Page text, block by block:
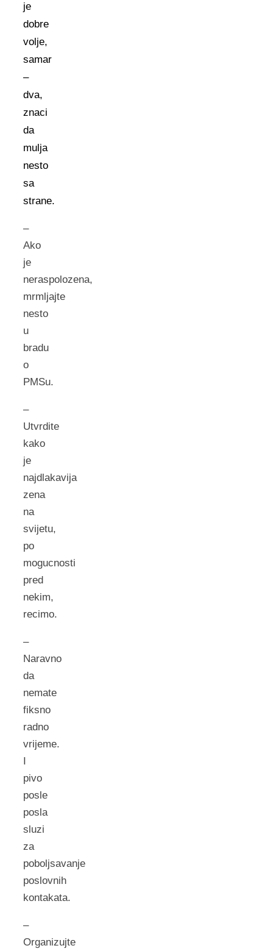
je
dobre
volje,
samar
–
dva,
znaci
da
mulja
nesto
sa
strane.
–
Ako
je
neraspolozena,
mrmljajte
nesto
u
bradu
o
PMSu.
–
Utvrdite
kako
je
najdlakavija
zena
na
svijetu,
po
mogucnosti
pred
nekim,
recimo.
–
Naravno
da
nemate
fiksno
radno
vrijeme.
I
pivo
posle
posla
sluzi
za
poboljsavanje
poslovnih
kontakata.
–
Organizujte